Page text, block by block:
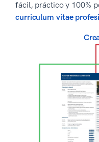
fácil, práctico y 100%
curriculum vitae